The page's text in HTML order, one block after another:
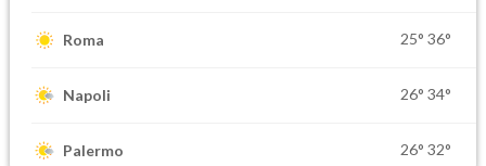
Roma 25° 36°
Napoli 26° 34°
Palermo 26° 32°